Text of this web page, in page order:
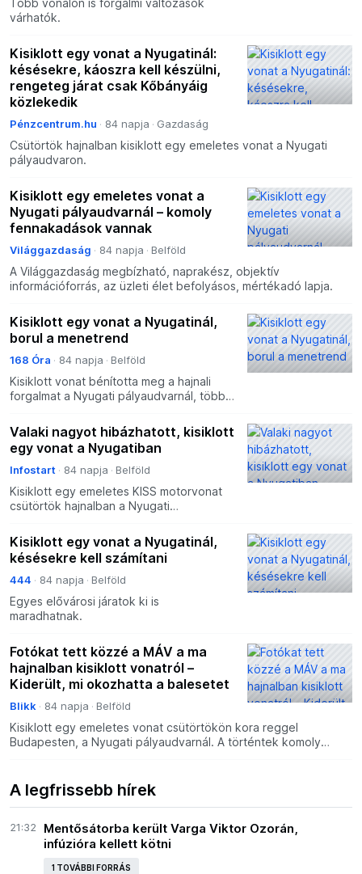
Több vonalon is forgalmi változások
várhatók.
Kisiklott egy vonat a Nyugatinál:
késésekre, káoszra kell készülni,
rengeteg járat csak Kőbányáig
közlekedik
Pénzcentrum.hu 84 napja Gazdaság
Csütörtök hajnalban kisiklott egy emeletes vonat a Nyugati
pályaudvaron.
Kisiklott egy emeletes vonat a
Nyugati pályaudvarnál – komoly
fennakadások vannak
Világgazdaság 84 napja Belföld
A Világgazdaság megbízható, naprakész, objektív
információforrás, az üzleti élet befolyásos, mértékadó lapja.
Kisiklott egy vonat a Nyugatinál,
borul a menetrend
168 Óra 84 napja Belföld
Kisiklott vonat bénította meg a hajnali
forgalmat a Nyugati pályaudvarnál, több
közlekedik vagy teljesen kimarad.
Valaki nagyot hibázhatott, kisiklott
egy vonat a Nyugatiban
Infostart 84 napja Belföld
Kisiklott egy emeletes KISS motorvonat
csütörtök hajnalban a Nyugati
délelőtti órákban csak korlátozásokkal
közlekedhetnek a vonatok az
Kisiklott egy vonat a Nyugatinál,
késésekre kell számítani
444 84 napja Belföld
Egyes elővárosi járatok ki is
maradhatnak.
Fotókat tett közzé a MÁV a ma
hajnalban kisiklott vonatról –
Kiderült, mi okozhatta a balesetet
Blikk 84 napja Belföld
Kisiklott egy emeletes vonat csütörtökön kora reggel
Budapesten, a Nyugati pályaudvarnál. A történtek komoly
A legfrissebb hírek
21:32
Mentősátorba került Varga Viktor Ozorán,
infúzióra kellett kötni
1 TOVÁBBI FORRÁS